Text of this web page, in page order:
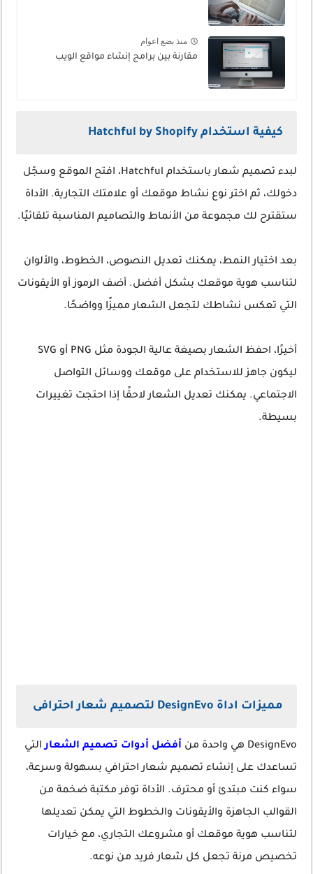
منذ بضع اعوام
مقارنة بين برامج إنشاء مواقع الويب
كيفية استخدام Hatchful by Shopify
لبدء تصميم شعار باستخدام Hatchful، افتح الموقع وسجّل
دخولك، ثم اختر نوع نشاط موقعك أو علامتك التجارية. الأداة
ستقترح لك مجموعة من الأنماط والتصاميم المناسبة تلقائيًا.
بعد اختيار النمط، يمكنك تعديل النصوص، الخطوط، والألوان
لتناسب هوية موقعك بشكل أفضل. أضف الرموز أو الأيقونات
التي تعكس نشاطك لتجعل الشعار مميزًا وواضحًا.
أخيرًا، احفظ الشعار بصيغة عالية الجودة مثل PNG أو SVG
ليكون جاهز للاستخدام على موقعك ووسائل التواصل
الاجتماعي. يمكنك تعديل الشعار لاحقًا إذا احتجت تغييرات
بسيطة.
مميزات اداة DesignEvo لتصميم شعار احترافى
DesignEvo هي واحدة من أفضل أدوات تصميم الشعارالتي
تساعدك على إنشاء تصميم شعار احترافي بسهولة وسرعة،
سواء كنت مبتدئ أو محترف. الأداة توفر مكتبة ضخمة من
القوالب الجاهزة والأيقونات والخطوط التي يمكن تعديلها
لتناسب هوية موقعك أو مشروعك التجاري، مع خيارات
تخصيص مرنة تجعل كل شعار فريد من نوعه.